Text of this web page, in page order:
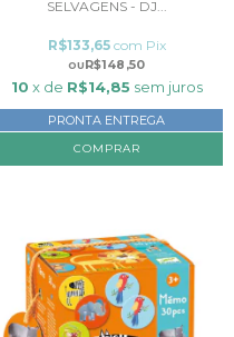
SELVAGENS - DJ...
R$148,50
R$133,65 com Pix
10 x de R$14,85 sem juros
PRONTA ENTREGA